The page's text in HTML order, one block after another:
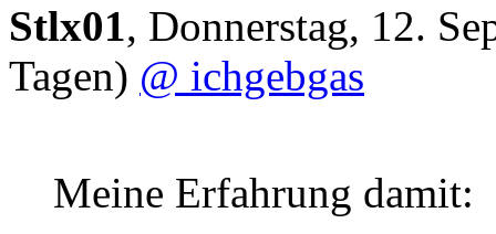
Stlx01, Donnerstag, 12.
Tagen) @ ichgebgas
Meine Erfahrung damit: